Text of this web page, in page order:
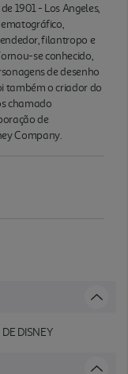
1901 - Los Angeles,
filantropo e
se conhecido,
de desenho
também o criador do
chamado
de
Company.
DISNEY